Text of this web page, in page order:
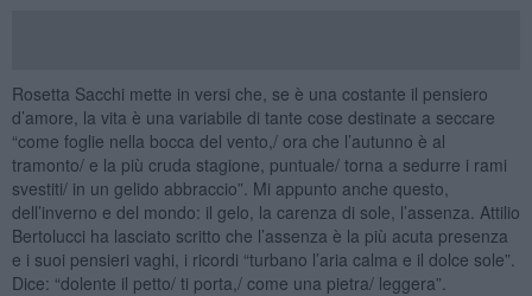
Rosetta Sacchi mette in versi che, se è una costante il pensiero
d’amore, la vita è una variabile di tante cose destinate a seccare
“come foglie nella bocca del vento,/ ora che l’autunno è al
tramonto/ e la più cruda stagione, puntuale/ torna a sedurre i rami
svestiti/ in un gelido abbraccio”. Mi appunto anche questo,
dell’inverno e del mondo: il gelo, la carenza di sole, l’assenza. Attilio
Bertolucci ha lasciato scritto che l’assenza è la più acuta presenza
e i suoi pensieri vaghi, i ricordi “turbano l’aria calma e il dolce sole”.
Dice: “dolente il petto/ ti porta,/ come una pietra/ leggera”.